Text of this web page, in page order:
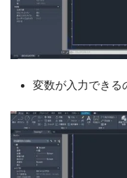
変数が入力できる